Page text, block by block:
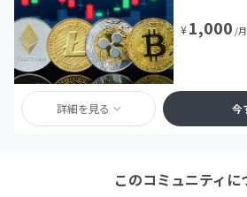
¥1,000 /月
詳細を見る 今
このコミュニティに